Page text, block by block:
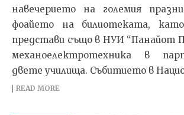
навечерието на големия
фоайето на билиотеката,
представи също в НУИ “Панайот
механоелектротехника в
двете училища. Събитието в
READ MORE